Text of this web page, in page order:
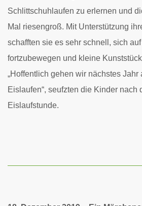
Schlittschuhlaufen zu erlernen und
Mal riesengroß. Mit Unterstützung
schafften sie es sehr schnell, sich
fortzubewegen und kleine
„Hoffentlich gehen wir nächstes Jahr
Eislaufen“, seufzten die Kinder nach
Eislaufstunde.